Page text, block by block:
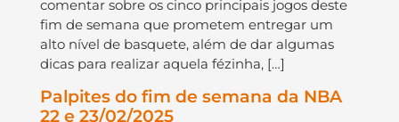
comentar sobre os cinco principais jogos deste
fim de semana que prometem entregar um
alto nível de basquete, além de dar algumas
dicas para realizar aquela fézinha, […]
Palpites do fim de semana da NBA
22 e 23/02/2025